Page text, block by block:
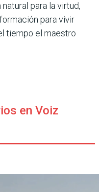
para la virtud,
para vivir
tiempo el maestro
en Voiz